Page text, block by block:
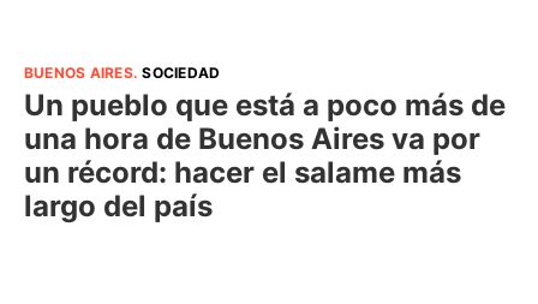
BUENOS AIRES.SOCIEDAD
Un pueblo que está a poco más de
una hora de Buenos Aires va por
un récord: hacer el salame más
largo del país